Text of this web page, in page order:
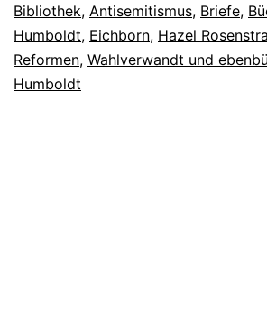
Bibliothek, Antisemitismus, Briefe,
Humboldt, Eichborn, Hazel
Reformen, Wahlverwandt und
Humboldt